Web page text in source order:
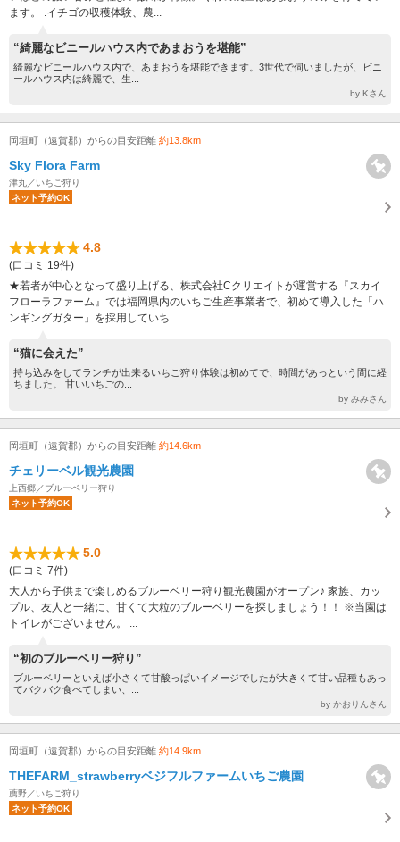
ます。 .イチゴの収穫体験、農...
“綺麗なビニールハウス内であまおうを堪能”
綺麗なビニールハウス内で、あまおうを堪能できます。3世代で伺いましたが、ビニ
ールハウス内は綺麗で、生...
by Kさん
岡垣町（遠賀郡）からの目安距離 約13.8km
Sky Flora Farm
津丸／いちご狩り
ネット予約OK
4.8
(口コミ 19件)
★若者が中心となって盛り上げる、株式会社Cクリエイトが運営する『スカイ
フローラファーム』では福岡県内のいちご生産事業者で、初めて導入した「ハ
ンギングガター」を採用していち...
“猫に会えた”
持ち込みをしてランチが出来るいちご狩り体験は初めてで、時間があっという間に経
ちました。 甘いいちごの...
by みみさん
岡垣町（遠賀郡）からの目安距離 約14.6km
チェリーベル観光農園
上西郷／ブルーベリー狩り
ネット予約OK
5.0
(口コミ 7件)
大人から子供まで楽しめるブルーベリー狩り観光農園がオープン♪ 家族、カッ
プル、友人と一緒に、甘くて大粒のブルーベリーを探しましょう！！ ※当園は
トイレがございません。 ...
“初のブルーベリー狩り”
ブルーベリーといえば小さくて甘酸っぱいイメージでしたが大きくて甘い品種もあっ
てバクバク食べてしまい、...
by かおりんさん
岡垣町（遠賀郡）からの目安距離 約14.9km
THEFARM_strawberryベジフルファームいちご農園
薦野／いちご狩り
ネット予約OK